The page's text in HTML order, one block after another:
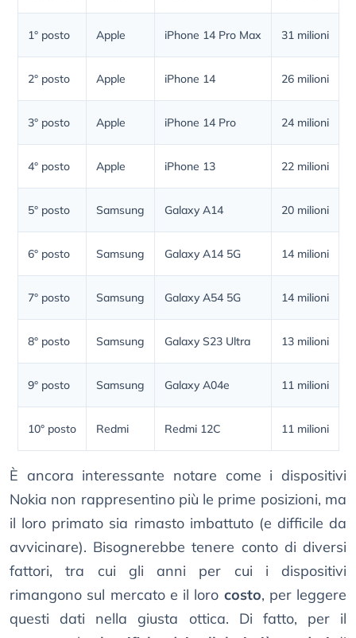
1° posto Apple iPhone 14 Pro Max 31 milioni
2° posto Apple iPhone 14 26 milioni
3° posto Apple iPhone 14 Pro 24 milioni
4° posto Apple iPhone 13 22 milioni
5° posto Samsung Galaxy A14 20 milioni
6° posto Samsung Galaxy A14 5G 14 milioni
7° posto Samsung Galaxy A54 5G 14 milioni
8° posto Samsung Galaxy S23 Ultra 13 milioni
9° posto Samsung Galaxy A04e 11 milioni
10° posto Redmi Redmi 12C 11 milioni
È ancora interessante notare come i dispositivi
Nokia non rappresentino più le prime posizioni, ma
il loro primato sia rimasto imbattuto (e difficile da
avvicinare). Bisognerebbe tenere conto di diversi
fattori, tra cui gli anni per cui i dispositivi
rimangono sul mercato e il loro costo, per leggere
questi dati nella giusta ottica. Di fatto, per il